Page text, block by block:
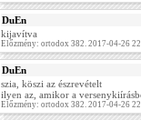
DuEn
kijavítva
Előzmény: ortodox 382. 2017-04-26
DuEn
szia, köszi az észrevételt
ilyen az, amikor a
Előzmény: ortodox 382. 2017-04-26